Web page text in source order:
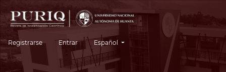
Registrarse Entrar Cambiar el idioma. El idioma actual es:
Español